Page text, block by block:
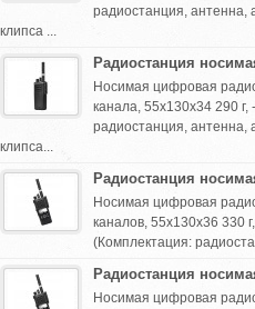
радиостанция, антенна,
клипса ...
Радиостанция
Носимая цифровая
канала, 55х130х34 290
радиостанция, антенна,
клипса...
Радиостанция
Носимая цифровая
каналов, 55х130х36 330
(Комплектация:
Радиостанция
Носимая цифровая